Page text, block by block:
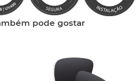
pode gostar